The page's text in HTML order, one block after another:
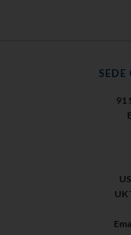
SEDE
91
UK